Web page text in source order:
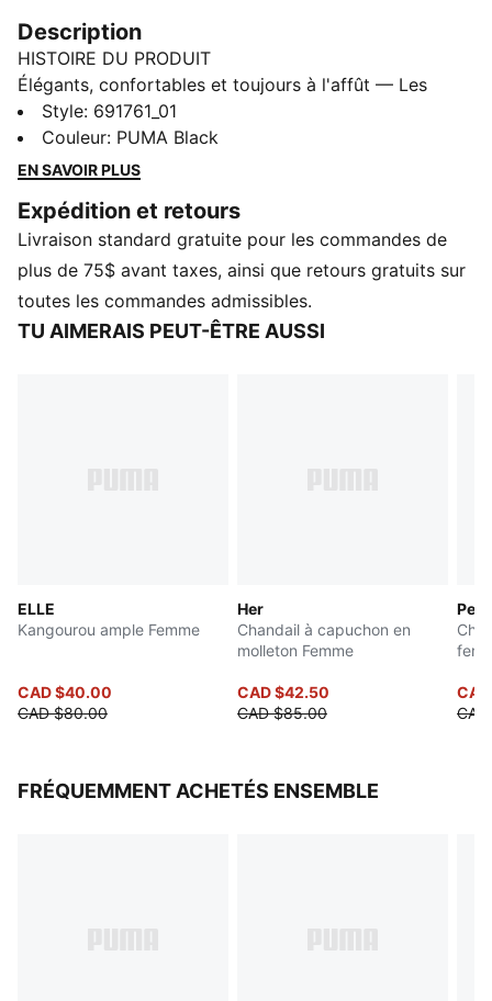
Description
HISTOIRE DU PRODUIT
Élégants, confortables et toujours à l'affût — Les
produits PUMA Essentials sont faits pour les journées
décontractées. Que vous vous détendiez, preniez un
café ou vous déplaciez pendant des jours, ces
confort et de style. Simple, polyvalent et conçu pour
que vous vous sentiez bien toute la journée.
CARACTÉRISTIQUES ET AVANTAGES
Fabriqué avec au moins 50 % de matériaux recyclés.
DÉTAILS
Style: 691761_01
Couleur: PUMA Black
EN SAVOIR PLUS
Expédition et retours
Livraison standard gratuite pour les commandes de
plus de 75$ avant taxes, ainsi que retours gratuits sur
toutes les commandes admissibles.
TU AIMERAIS PEUT-ÊTRE AUSSI
ELLE
Kangourou ample Femme
CAD $40.00
CAD $80.00
Her
Chandail à capuchon en
molleton Femme
CAD $42.50
CAD $85.00
FRÉQUEMMENT ACHETÉS ENSEMBLE